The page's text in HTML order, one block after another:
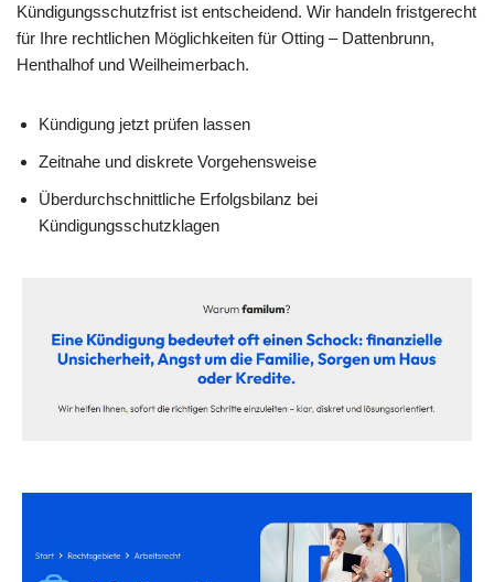
Kündigungsschutzfrist ist entscheidend. Wir handeln fristgerecht
für Ihre rechtlichen Möglichkeiten für Otting – Dattenbrunn,
Henthalhof und Weilheimerbach.
Kündigung jetzt prüfen lassen
Zeitnahe und diskrete Vorgehensweise
Überdurchschnittliche Erfolgsbilanz bei
Kündigungsschutzklagen